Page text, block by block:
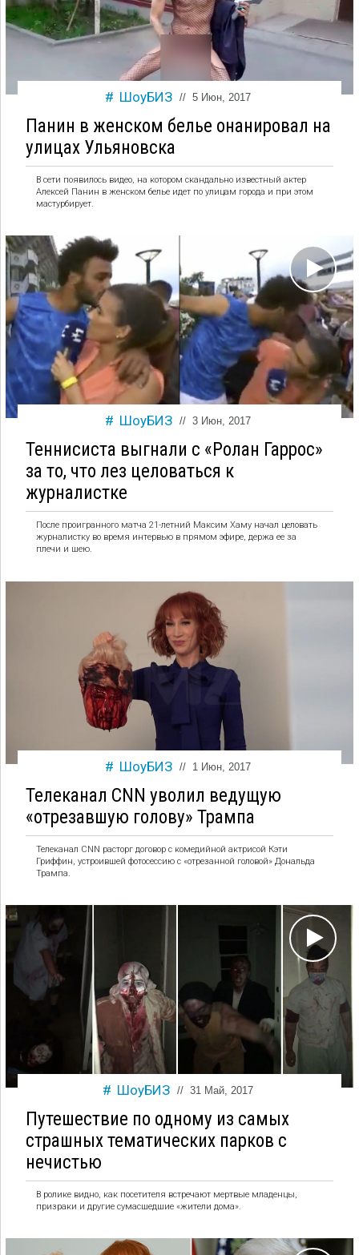
ШоуБИЗ // 5 Июн, 2017
Панин в женском белье онанировал на
улицах Ульяновска
В сети появилось видео, на котором скандально известный актер
Алексей Панин в женском белье идет по улицам города и при этом
мастурбирует.
ШоуБИЗ // 3 Июн, 2017
Теннисиста выгнали с «Ролан Гаррос»
за то, что лез целоваться к
журналистке
После проигранного матча 21-летний Максим Хаму начал целовать
журналистку во время интервью в прямом эфире, держа ее за
плечи и шею.
ШоуБИЗ // 1 Июн, 2017
Телеканал CNN уволил ведущую
«отрезавшую голову» Трампа
Телеканал CNN расторг договор с комедийной актрисой Кэти
Гриффин, устроившей фотосессию с «отрезанной головой» Дональда
Трампа.
ШоуБИЗ // 31 Май, 2017
Путешествие по одному из самых
страшных тематических парков с
нечистью
В ролике видно, как посетителя встречают мертвые младенцы,
призраки и другие сумасшедшие «жители дома».